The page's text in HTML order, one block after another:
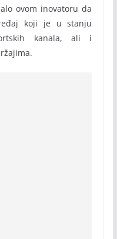
ovom inovatoru da
koji je u stanju
kanala, ali i